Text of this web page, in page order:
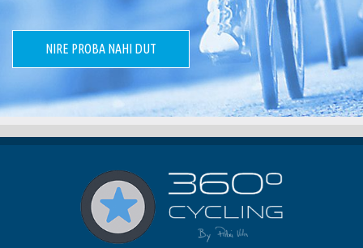
NIRE PROBA NAHI DUT